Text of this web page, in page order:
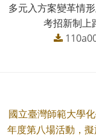
多元入方案變革情
考招新制上
國立臺灣師範大學
年度第八場活動，